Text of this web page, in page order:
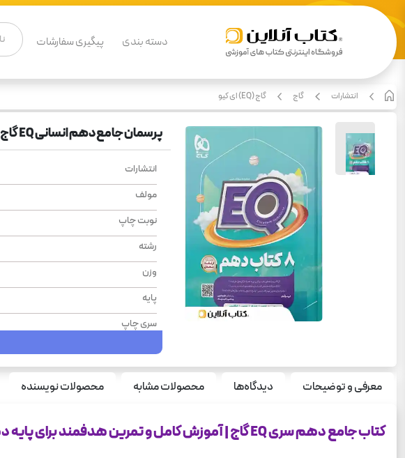
دسته بندی پیگیری سفارشات
انتشارات گاج گاج (EQ) ای کیو
پرسمان جامع دهم انسانی EQ گاج
انتشارات
مولف
نوبت چاپ
رشته
وزن
پایه
سری چاپ
سال چاپ
قطع
معرفی و توضیحات دیدگاه‌ها محصولات مشابه محصولات نویسنده
کتاب جامع دهم سری EQ گاج | آموزش کامل و تمرین هدفمند برای پایه دهم